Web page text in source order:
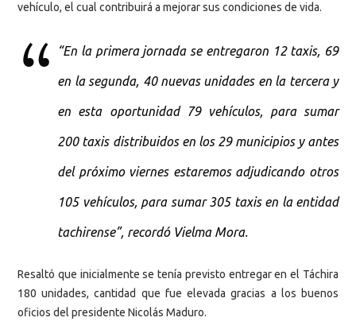
vehículo, el cual contribuirá a mejorar sus condiciones de vida.
“En la primera jornada se entregaron 12 taxis, 69
en la segunda, 40 nuevas unidades en la tercera y
en esta oportunidad 79 vehículos, para sumar
200 taxis distribuidos en los 29 municipios y antes
del próximo viernes estaremos adjudicando otros
105 vehículos, para sumar 305 taxis en la entidad
tachirense”, recordó Vielma Mora.
Resaltó que inicialmente se tenía previsto entregar en el Táchira
180 unidades, cantidad que fue elevada gracias a los buenos
oficios del presidente Nicolás Maduro.